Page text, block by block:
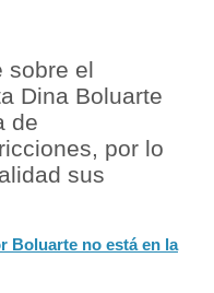
sobre el
Dina Boluarte
de
por lo
sus
Boluarte no está en la